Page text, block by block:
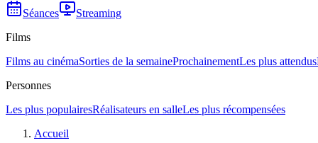
Séances
Streaming
Films
Films au cinémaSorties de la semaineProchainementLes plus attendus
Personnes
Les plus populairesRéalisateurs en salleLes plus récompensées
Accueil